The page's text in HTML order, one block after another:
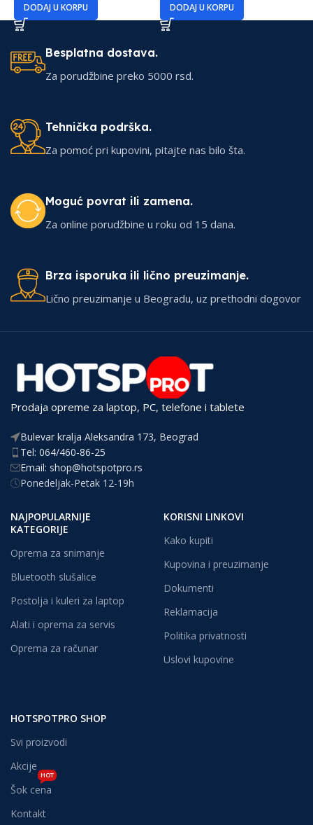
DODAJ U KORPU DODAJ U KORPU
Besplatna dostava.
Za porudžbine preko 5000 rsd.
Tehnička podrška.
Za pomoć pri kupovini, pitajte nas bilo šta.
Moguć povrat ili zamena.
Za online porudžbine u roku od 15 dana.
Brza isporuka ili lično preuzimanje.
Lično preuzimanje u Beogradu, uz prethodni dogovor
Prodaja opreme za laptop, PC, telefone i tablete
Bulevar kralja Aleksandra 173, Beograd
Tel: 064/460-86-25
Email: shop@hotspotpro.rs
Ponedeljak-Petak 12-19h
NAJPOPULARNIJE
KATEGORIJE
Oprema za snimanje
Bluetooth slušalice
Postolja i kuleri za laptop
Alati i oprema za servis
Oprema za računar
KORISNI LINKOVI
Kako kupiti
Kupovina i preuzimanje
Dokumenti
Reklamacija
Politika privatnosti
Uslovi kupovine
HOTSPOTPRO SHOP
Svi proizvodi
Akcije
Šok cena
HOT
Kontakt